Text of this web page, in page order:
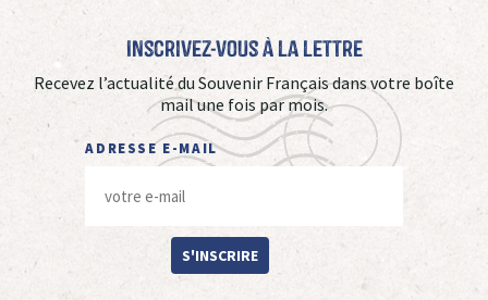
Inscrivez-vous à La Lettre
Recevez l’actualité du Souvenir Français dans votre boîte
mail une fois par mois.
ADRESSE E-MAIL
S'INSCRIRE